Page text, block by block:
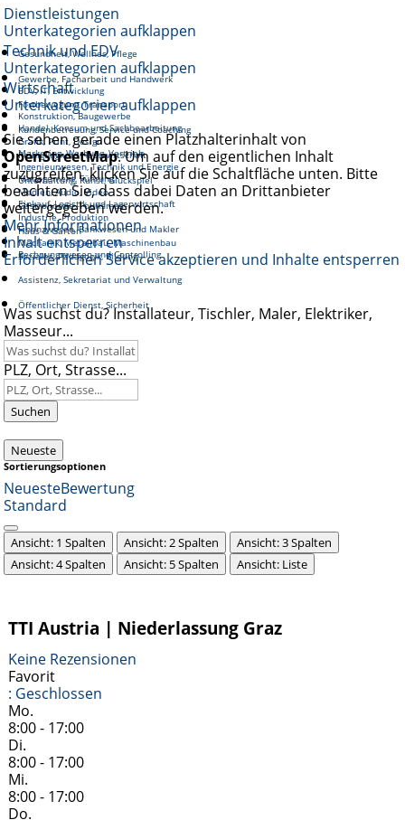
Dienstleistungen
Unterkategorien aufklappen
Gesundheit, Wellnes, Pflege
Gewerbe, Facharbeit und Handwerk
Fortbewegung, Transport
Kundenbetreuung, Service und Coaching
Reinigung und Hauswirtschaft
Unterhaltung, Kunst, Glückspiel
Gastronomie, Tourismus
Haus & Garten
Soziales, Pädagogik, Bildung
Technik und EDV
Unterkategorien aufklappen
EDV, IT, Entwicklung
Konstruktion, Baugewerbe
Grafik, Print, Design
Ingenieurwesen, Technik und Energie
Medien, Audio, Video
Industrie, Produktion
Mechanik, Metallbau, Maschinenbau
Wirtschaft
Unterkategorien aufklappen
Handel, Konsum und Sachbearbeitung
Marketing, Werbung, Vertrieb
Management, Führung
Einkauf, Logistik und Lagerwirtschaft
Finanzwesen, Bankwesen und Makler
Rechnungswesen und Controlling
Assistenz, Sekretariat und Verwaltung
Öffentlicher Dienst, Sicherheit
Sie sehen gerade einen Platzhalterinhalt von
OpenStreetMap. Um auf den eigentlichen Inhalt
zuzugreifen, klicken Sie auf die Schaltfläche unten. Bitte
beachten Sie, dass dabei Daten an Drittanbieter
weitergegeben werden.
Mehr Informationen
Inhalt entsperren
Erforderlichen Service akzeptieren und Inhalte entsperren
Was suchst du? Installateur, Tischler, Maler, Elektriker,
Masseur...
PLZ, Ort, Strasse...
Suchen
Neueste
Sortierungsoptionen
NeuesteBewertung
Standard
Ansicht: 1 Spalten Ansicht: 2 Spalten
Ansicht: 3 Spalten
Ansicht: 4 Spalten
Ansicht: 5 Spalten Ansicht: Liste
TTI Austria | Niederlassung Graz
Keine Rezensionen
Favorit
: Geschlossen
Mo.
8:00 - 17:00
Di.
8:00 - 17:00
Mi.
8:00 - 17:00
Do.